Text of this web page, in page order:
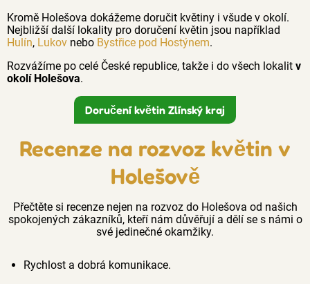
Kromě Holešova dokážeme doručit květiny i všude v okolí.
Nejbližší další lokality pro doručení květin jsou například
Hulín, Lukov nebo Bystřice pod Hostýnem.
Rozvážíme po celé České republice, takže i do všech lokalit v
okolí Holešova.
Doručení květin Zlínský kraj
Recenze na rozvoz květin v
Holešově
Přečtěte si recenze nejen na rozvoz do Holešova od našich
spokojených zákazníků, kteří nám důvěřují a dělí se s námi o
své jedinečné okamžiky.
Rychlost a dobrá komunikace.